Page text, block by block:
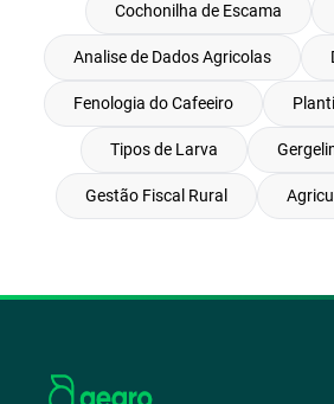
Cochonilha de Escama
Analise de Dados Agricolas
Fenologia do Cafeeiro
Tipos de Larva
Gestão Fiscal Rural